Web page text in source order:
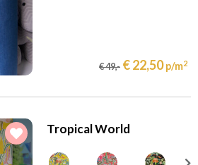
€ 49,- € 22,50 p/m2
Tropical World